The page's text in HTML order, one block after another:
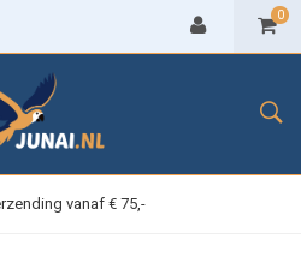
0
vanaf € 75,-